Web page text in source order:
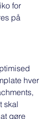
for
på
hver
skal
gøre